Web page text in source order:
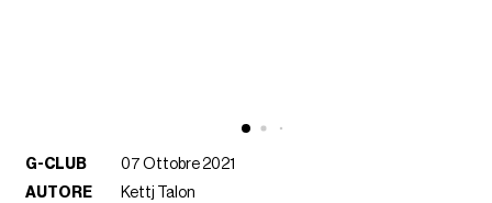
G-CLUB
07 Ottobre 2021
AUTORE
Kettj Talon